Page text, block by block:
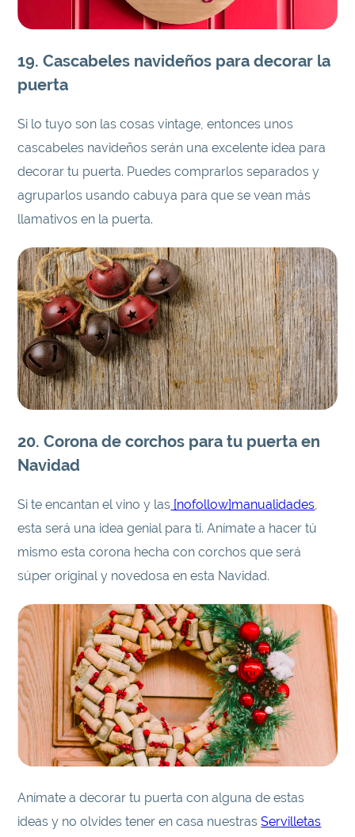
19. Cascabeles navideños para decorar la
puerta
Si lo tuyo son las cosas vintage, entonces unos
cascabeles navideños serán una excelente idea para
decorar tu puerta. Puedes comprarlos separados y
agruparlos usando cabuya para que se vean más
llamativos en la puerta.
20. Corona de corchos para tu puerta en
Navidad
Si te encantan el vino y las [nofollow]manualidades,
esta será una idea genial para ti. Anímate a hacer tú
mismo esta corona hecha con corchos que será
súper original y novedosa en esta Navidad.
Anímate a decorar tu puerta con alguna de estas
ideas y no olvides tener en casa nuestrasServilletas